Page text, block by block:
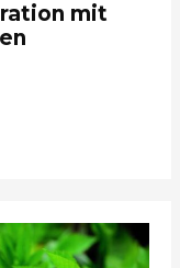
mit